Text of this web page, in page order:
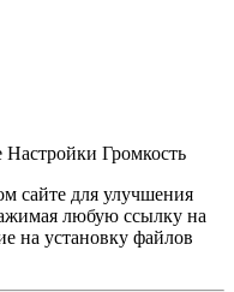
Настройки Громкость
сайте для улучшения
любую ссылку на
на установку файлов